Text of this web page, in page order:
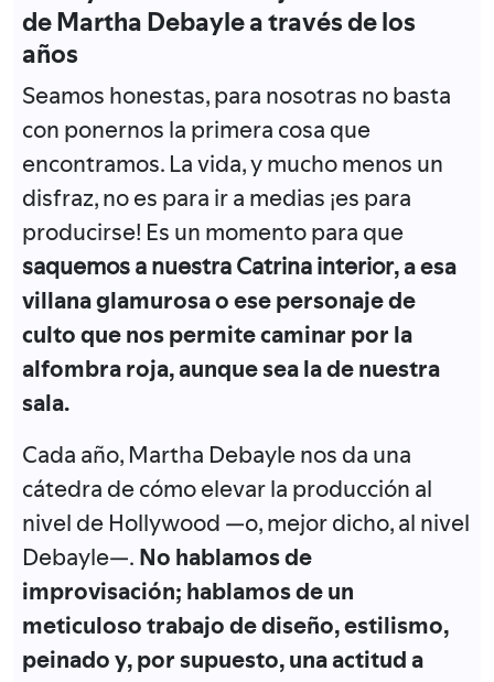
de Martha Debayle a través de los
años
Seamos honestas, para nosotras no basta
con ponernos la primera cosa que
encontramos. La vida, y mucho menos un
disfraz, no es para ir a medias ¡es para
producirse! Es un momento para que
saquemos a nuestra Catrina interior, a esa
villana glamurosa o ese personaje de
culto que nos permite caminar por la
alfombra roja, aunque sea la de nuestra
sala.
Cada año, Martha Debayle nos da una
cátedra de cómo elevar la producción al
nivel de Hollywood —o, mejor dicho, al nivel
Debayle—. No hablamos de
improvisación; hablamos de un
meticuloso trabajo de diseño, estilismo,
peinado y, por supuesto, una actitud a